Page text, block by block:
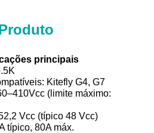
principais
Kitefly G4, G7
(limite máximo:
Vcc (típico 48 Vcc)
típico, 80A máx.